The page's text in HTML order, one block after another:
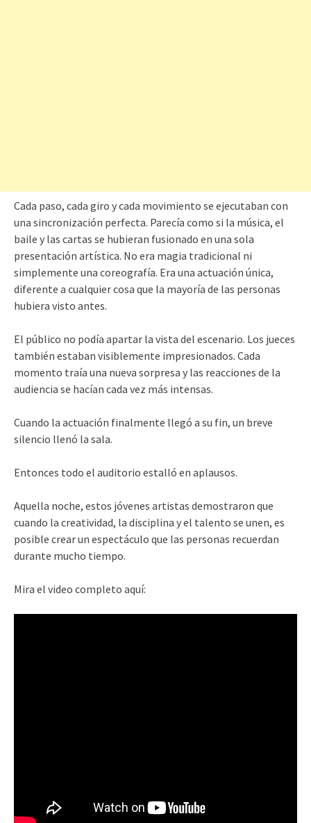
Cada paso, cada giro y cada movimiento se ejecutaban con
una sincronización perfecta. Parecía como si la música, el
baile y las cartas se hubieran fusionado en una sola
presentación artística. No era magia tradicional ni
simplemente una coreografía. Era una actuación única,
diferente a cualquier cosa que la mayoría de las personas
hubiera visto antes.
El público no podía apartar la vista del escenario. Los jueces
también estaban visiblemente impresionados. Cada
momento traía una nueva sorpresa y las reacciones de la
audiencia se hacían cada vez más intensas.
Cuando la actuación finalmente llegó a su fin, un breve
silencio llenó la sala.
Entonces todo el auditorio estalló en aplausos.
Aquella noche, estos jóvenes artistas demostraron que
cuando la creatividad, la disciplina y el talento se unen, es
posible crear un espectáculo que las personas recuerdan
durante mucho tiempo.
Mira el video completo aquí: